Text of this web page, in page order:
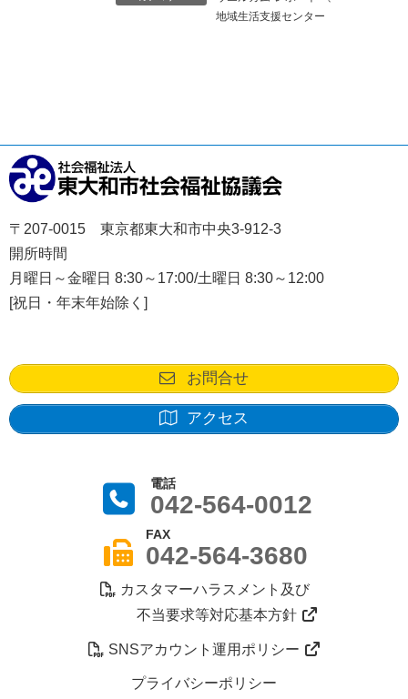
地域生活支援センター
〒207-0015 東京都東大和市中央3-912-3
開所時間
月曜日～金曜日 8:30～17:00/土曜日 8:30～12:00
[祝日・年末年始除く]
お問合せ
アクセス
電話
042-564-0012
FAX
042-564-3680
カスタマーハラスメント及び
不当要求等対応基本方針
SNSアカウント運用ポリシー
プライバシーポリシー